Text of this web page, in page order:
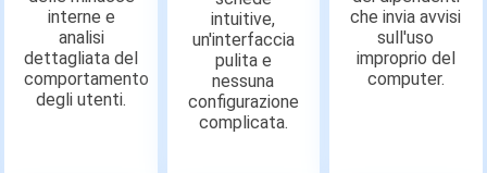
interne e
analisi
dettagliata del
comportamento
degli utenti.
intuitive,
un'interfaccia
pulita e
nessuna
configurazione
complicata.
che invia avvisi
sull'uso
improprio del
computer.